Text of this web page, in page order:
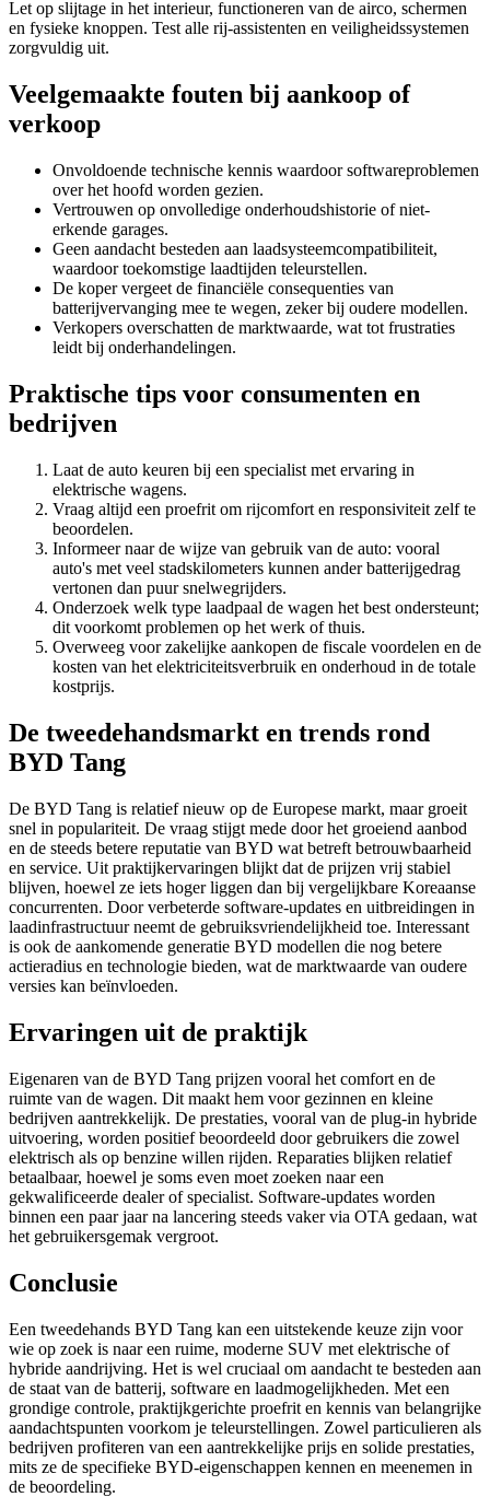
Let op slijtage in het interieur, functioneren van de airco, schermen
en fysieke knoppen. Test alle rij-assistenten en veiligheidssystemen
zorgvuldig uit.
Veelgemaakte fouten bij aankoop of
verkoop
Onvoldoende technische kennis waardoor softwareproblemen
over het hoofd worden gezien.
Vertrouwen op onvolledige onderhoudshistorie of niet-
erkende garages.
Geen aandacht besteden aan laadsysteemcompatibiliteit,
waardoor toekomstige laadtijden teleurstellen.
De koper vergeet de financiële consequenties van
batterijvervanging mee te wegen, zeker bij oudere modellen.
Verkopers overschatten de marktwaarde, wat tot frustraties
leidt bij onderhandelingen.
Praktische tips voor consumenten en
bedrijven
Laat de auto keuren bij een specialist met ervaring in
elektrische wagens.
Vraag altijd een proefrit om rijcomfort en responsiviteit zelf te
beoordelen.
Informeer naar de wijze van gebruik van de auto: vooral
auto's met veel stadskilometers kunnen ander batterijgedrag
vertonen dan puur snelwegrijders.
Onderzoek welk type laadpaal de wagen het best ondersteunt;
dit voorkomt problemen op het werk of thuis.
Overweeg voor zakelijke aankopen de fiscale voordelen en de
kosten van het elektriciteitsverbruik en onderhoud in de totale
kostprijs.
De tweedehandsmarkt en trends rond
BYD Tang
De BYD Tang is relatief nieuw op de Europese markt, maar groeit
snel in populariteit. De vraag stijgt mede door het groeiend aanbod
en de steeds betere reputatie van BYD wat betreft betrouwbaarheid
en service. Uit praktijkervaringen blijkt dat de prijzen vrij stabiel
blijven, hoewel ze iets hoger liggen dan bij vergelijkbare Koreaanse
concurrenten. Door verbeterde software-updates en uitbreidingen in
laadinfrastructuur neemt de gebruiksvriendelijkheid toe. Interessant
is ook de aankomende generatie BYD modellen die nog betere
actieradius en technologie bieden, wat de marktwaarde van oudere
versies kan beïnvloeden.
Ervaringen uit de praktijk
Eigenaren van de BYD Tang prijzen vooral het comfort en de
ruimte van de wagen. Dit maakt hem voor gezinnen en kleine
bedrijven aantrekkelijk. De prestaties, vooral van de plug-in hybride
uitvoering, worden positief beoordeeld door gebruikers die zowel
elektrisch als op benzine willen rijden. Reparaties blijken relatief
betaalbaar, hoewel je soms even moet zoeken naar een
gekwalificeerde dealer of specialist. Software-updates worden
binnen een paar jaar na lancering steeds vaker via OTA gedaan, wat
het gebruikersgemak vergroot.
Conclusie
Een tweedehands BYD Tang kan een uitstekende keuze zijn voor
wie op zoek is naar een ruime, moderne SUV met elektrische of
hybride aandrijving. Het is wel cruciaal om aandacht te besteden aan
de staat van de batterij, software en laadmogelijkheden. Met een
grondige controle, praktijkgerichte proefrit en kennis van belangrijke
aandachtspunten voorkom je teleurstellingen. Zowel particulieren als
bedrijven profiteren van een aantrekkelijke prijs en solide prestaties,
mits ze de specifieke BYD-eigenschappen kennen en meenemen in
de beoordeling.